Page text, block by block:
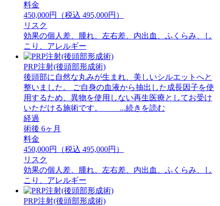
料金
450,000円（税込 495,000円）
リスク
効果の個人差、腫れ、左右差、内出血、ふくらみ、し
こり、アレルギー
PRP注射(後頭部形成術)
後頭部に自然な丸みが生まれ、美しいシルエットへと
整いました。 ご自身の血液から抽出した成長因子を使
用するため、異物を使用しない再生医療としてお受け
いただける施術です。 ...続きを読む
経過
術後 6ヶ月
料金
450,000円（税込 495,000円）
リスク
効果の個人差、腫れ、左右差、内出血、ふくらみ、し
こり、アレルギー
PRP注射(後頭部形成術)